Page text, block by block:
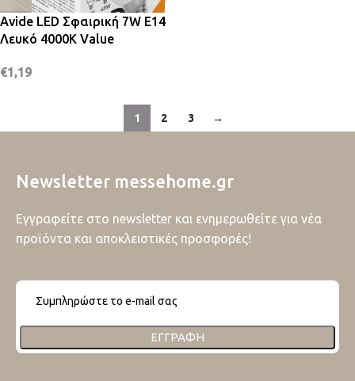
Avide LED Σφαιρική 7W E14
Λευκό 4000K Value
€1,19
1 2 3 →
Newsletter messehome.gr
Εγγραφείτε στο newsletter και ενημερωθείτε για νέα
προϊόντα και αποκλειστικές προσφορές!
ΕΓΓΡΑΦΉ